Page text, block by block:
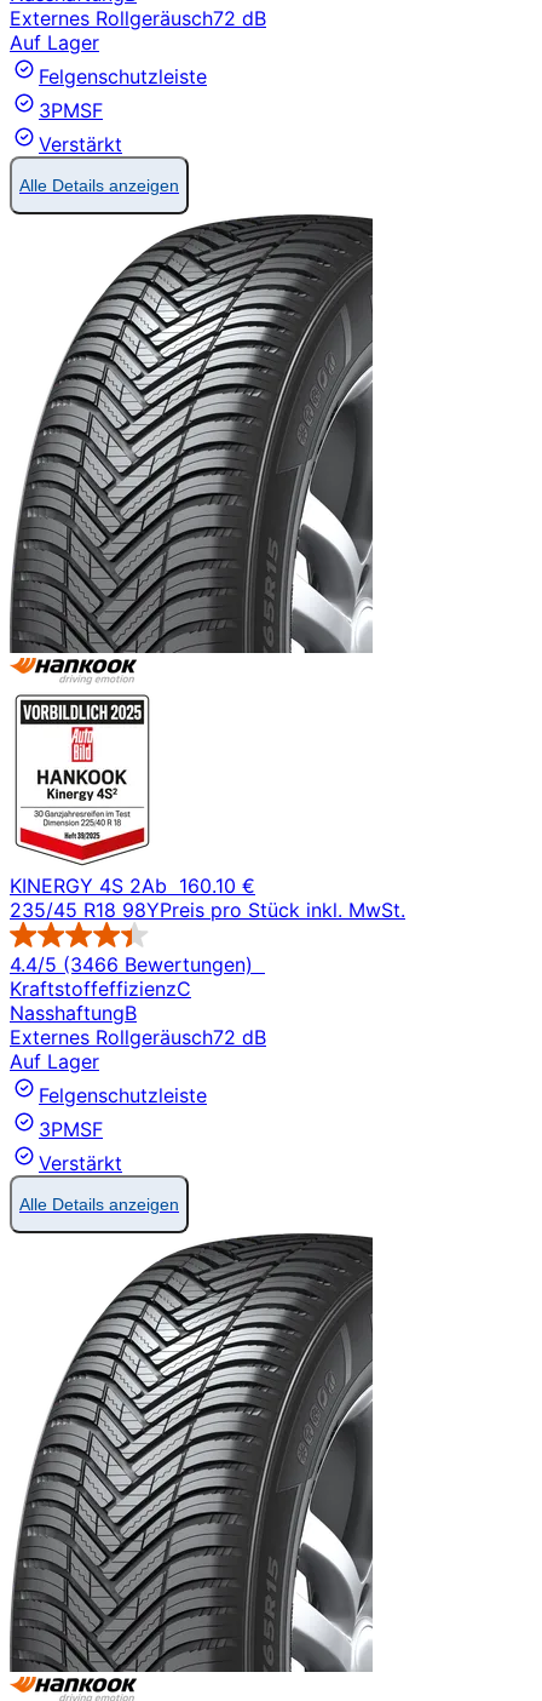
Externes Rollgeräusch72 dB
Auf Lager
Felgenschutzleiste
3PMSF
Verstärkt
Alle Details anzeigen
KINERGY 4S 2Ab 160.10 €
235/45 R18 98YPreis pro Stück inkl. MwSt.
4.4/5 (3466 Bewertungen)
KraftstoffeffizienzC
NasshaftungB
Externes Rollgeräusch72 dB
Auf Lager
Felgenschutzleiste
3PMSF
Verstärkt
Alle Details anzeigen